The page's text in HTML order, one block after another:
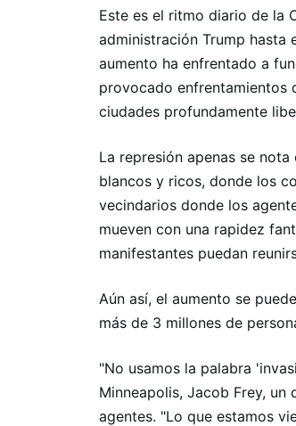
Este es el ritmo diario de la
administración Trump hasta
aumento ha enfrentado a
provocado enfrentamientos
ciudades profundamente
La represión apenas se
blancos y ricos, donde los
vecindarios donde los
mueven con una rapidez
manifestantes puedan
Aún así, el aumento se
más de 3 millones de
"No usamos la palabra
Minneapolis, Jacob Frey,
agentes. "Lo que estamos